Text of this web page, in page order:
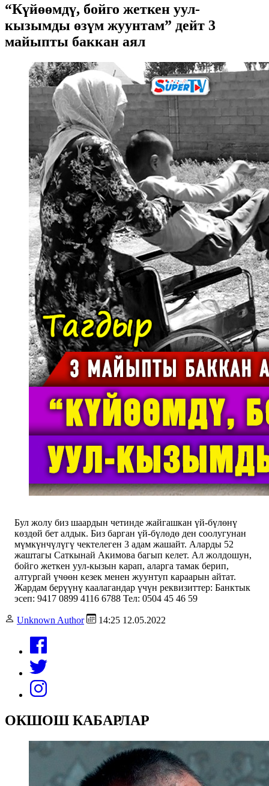
“Күйөөмдү, бойго жеткен уул-
кызымды өзүм жуунтам” дейт 3
майыпты баккан аял
Бул жолу биз шаардын четинде жайгашкан үй-бүлөнү
көздөй бет алдык. Биз барган үй-бүлөдө ден соолугунан
мүмкүнчүлүгү чектелеген 3 адам жашайт. Аларды 52
жаштагы Саткынай Акимова багып келет. Ал жолдошун,
бойго жеткен уул-кызын карап, аларга тамак берип,
алтургай үчөөн кезек менен жуунтуп караарын айтат.
Жардам берүүнү каалагандар үчүн реквизиттер: Банктык
эсеп: 9417 0899 4116 6788 Тел: 0504 45 46 59
Unknown Author 14:25 12.05.2022
ОКШОШ КАБАРЛАР